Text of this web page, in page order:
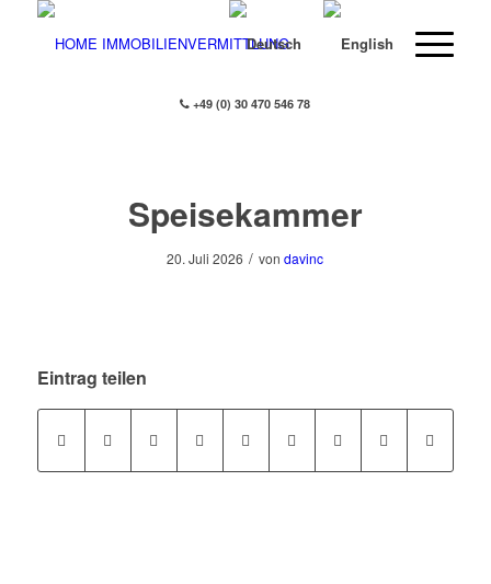
+49 (0) 30 470 546 78
Speisekammer
20. Juli 2026 / vondavinc
Eintrag teilen